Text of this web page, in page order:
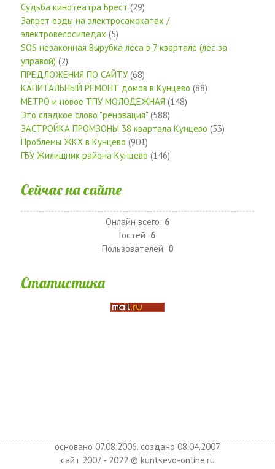
Судьба кинотеатра Брест (29)
Запрет езды на электросамокатах /
электровелосипедах (5)
SOS незаконная Вырубка леса в 7 квартале (лес за
управой) (2)
ПРЕДЛОЖЕНИЯ ПО САЙТУ(68)
КАПИТАЛЬНЫЙ РЕМОНТ домов в Кунцево (88)
МЕТРО и новое ТПУ МОЛОДЕЖНАЯ (148)
Это сладкое слово "реновация" (588)
ЗАСТРОЙКА ПРОМЗОНЫ 38 квартала Кунцево (53)
Проблемы ЖКХ в Кунцево (901)
ГБУ Жилищник района Кунцево (146)
Сейчас на сайте
Онлайн всего: 6
Гостей: 6
Пользователей: 0
Статистика
основано 07.08.2006. создано 08.04.2007.
сайт 2007 - 2022 © kuntsevo-online.ru